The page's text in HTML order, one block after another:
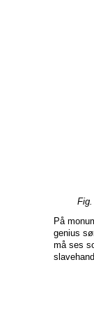
Fig.
På
genius
må ses